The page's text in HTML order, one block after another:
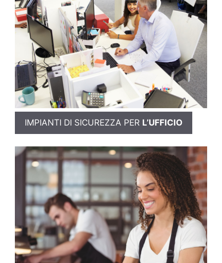
IMPIANTI DI SICUREZZA PER L’UFFICIO